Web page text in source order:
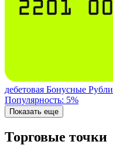
дебетовая Бонусные Рубли
Популярность: 5%
Показать еще
Торговые точки